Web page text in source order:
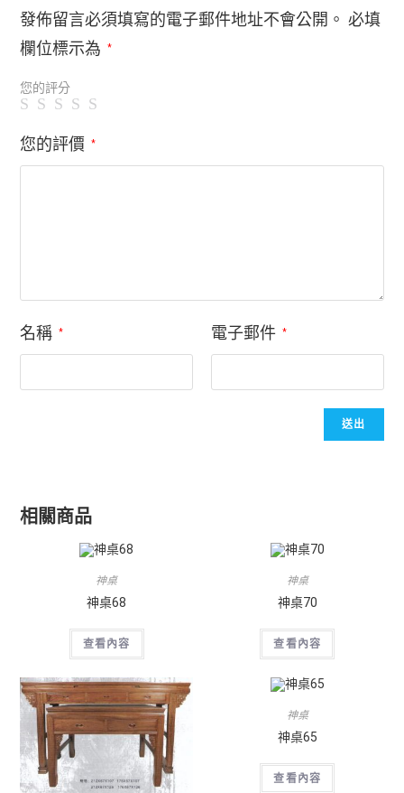
發佈留言必須填寫的電子郵件地址不會公開。 必填
欄位標示為
*
您的評分
您的評價 *
名稱 * 電子郵件 *
相關商品
神桌
神桌68
查看內容
神桌
神桌70
查看內容
神桌
神桌65
查看內容